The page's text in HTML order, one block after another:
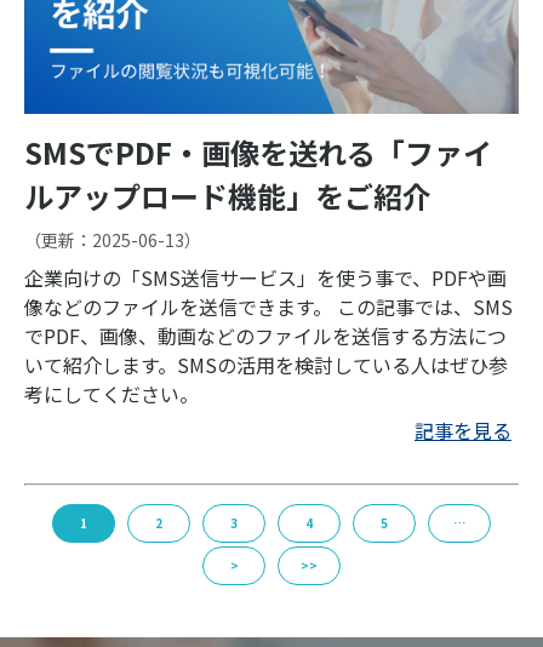
SMSでPDF・画像を送れる「ファイ
ルアップロード機能」をご紹介
（更新： 2025-06-13）
企業向けの「SMS送信サービス」を使う事で、PDFや画
像などのファイルを送信できます。 この記事では、SMS
でPDF、画像、動画などのファイルを送信する方法につ
いて紹介します。SMSの活用を検討している人はぜひ参
考にしてください。
記事を見る
1 2 3 4 5 …
> >>